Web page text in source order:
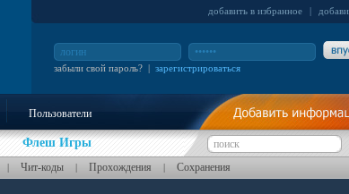
добавить в избранное |
забыли свой пароль? | зарегистрироваться
Пользователи
Флеш Игры
| Чит-коды | Прохождения | Сохранения